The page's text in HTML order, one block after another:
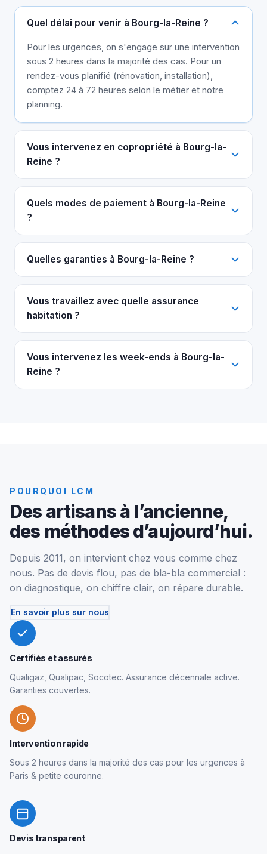
Quel délai pour venir à Bourg-la-Reine ?
Pour les urgences, on s'engage sur une intervention
sous 2 heures dans la majorité des cas. Pour un
rendez-vous planifié (rénovation, installation),
comptez 24 à 72 heures selon le métier et notre
planning.
Vous intervenez en copropriété à Bourg-la-
Reine ?
Quels modes de paiement à Bourg-la-Reine
?
Quelles garanties à Bourg-la-Reine ?
Vous travaillez avec quelle assurance
habitation ?
Vous intervenez les week-ends à Bourg-la-
Reine ?
POURQUOI LCM
Des artisans à l’ancienne,
des méthodes d’aujourd’hui.
Depuis 2011, on intervient chez vous comme chez
nous. Pas de devis flou, pas de bla-bla commercial :
on diagnostique, on chiffre clair, on répare durable.
En savoir plus sur nous
Certifiés et assurés
Qualigaz, Qualipac, Socotec. Assurance décennale active.
Garanties couvertes.
Intervention rapide
Sous 2 heures dans la majorité des cas pour les urgences à
Paris & petite couronne.
Devis transparent